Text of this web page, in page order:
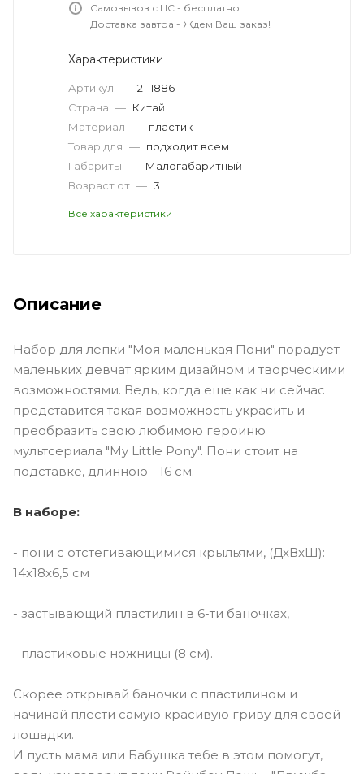
Самовывоз с ЦС - бесплатно
Доставка завтра - Ждем Ваш заказ!
Характеристики
Артикул — 21-1886
Страна — Китай
Материал — пластик
Товар для — подходит всем
Габариты — Малогабаритный
Возраст от — 3
Все характеристики
Описание
Набор для лепки "Моя маленькая Пони" порадует
маленьких девчат ярким дизайном и творческими
возможностями. Ведь, когда еще как ни сейчас
представится такая возможность украсить и
преобразить свою любимою героиню
мультсериала "My Little Pony". Пони стоит на
подставке, длинною - 16 см.
В наборе:
- пони с отстегивающимися крыльями, (ДxВxШ):
14x18x6,5 см
- застывающий пластилин в 6-ти баночках,
- пластиковые ножницы (8 см).
Скорее открывай баночки с пластилином и
начинай плести самую красивую гриву для своей
лошадки.
И пусть мама или Бабушка тебе в этом помогут,